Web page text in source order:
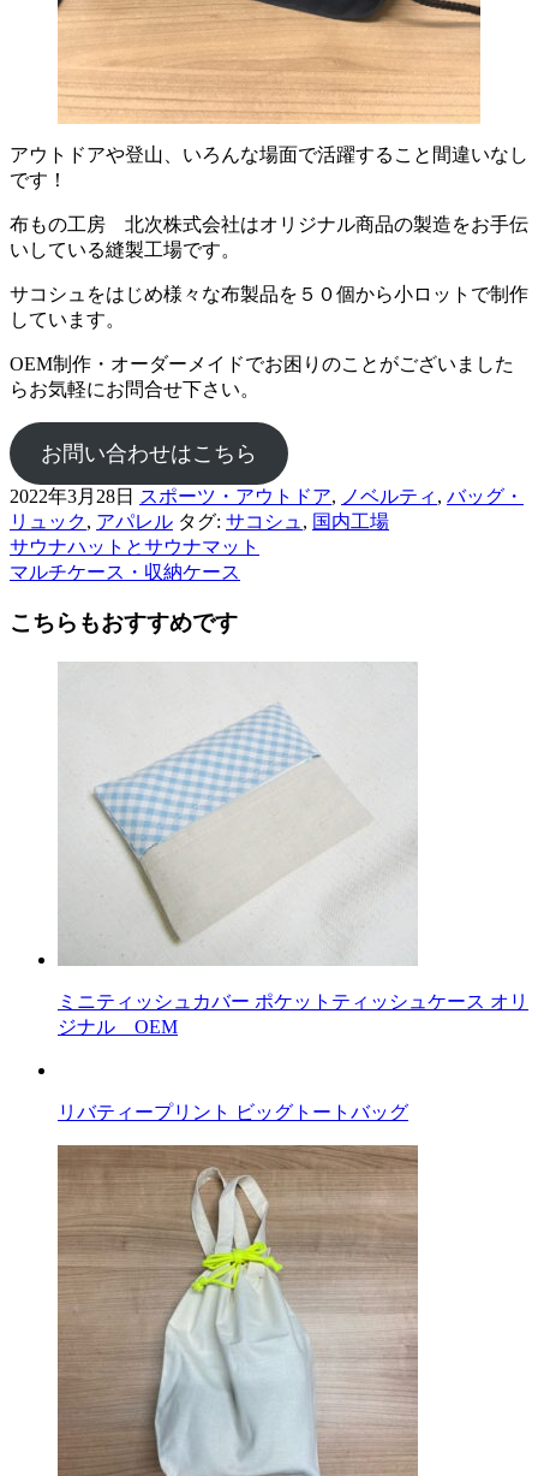
アウトドアや登山、いろんな場面で活躍すること間違いなし
です！
布もの工房 北次株式会社はオリジナル商品の製造をお手伝
いしている縫製工場です。
サコシュをはじめ様々な布製品を５０個から小ロットで制作
しています。
OEM制作・オーダーメイドでお困りのことがございました
らお気軽にお問合せ下さい。
お問い合わせはこちら
2022年3月28日 スポーツ・アウトドア, ノベルティ , バッグ・
リュック, アパレル タグ: サコシュ , 国内工場
前
後
の
サウナハットとサウナマット
マルチケース・収納ケース
こちらもおすすめです
ミニティッシュカバー ポケットティッシュケース オリ
ジナル OEM
リバティープリント ビッグトートバッグ